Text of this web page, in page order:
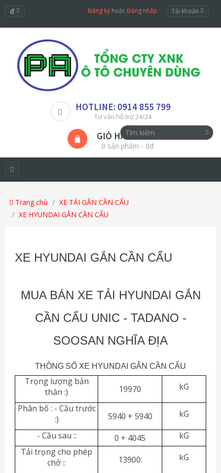
đ Đăng ký hoặcĐăng nhập Tài khoản
HOTLINE: 0914 855 799
Tư vấn hỗ trợ 24/24
GIỎ HÀNG
0 sản phẩm - 0đ
Trang chủ
XE TẢI GẮN CẦN CẨU
XE HYUNDAI GẮN CẦN CẨU
XE HYUNDAI GẮN CẦN CẨU
MUA BÁN XE TẢI HYUNDAI GẮN
CẦN CẨU UNIC - TADANO -
SOOSAN NGHĨA ĐỊA
THÔNG SỐ XE HYUNDAI GẮN CẦN CẨU
Trọng lượng bản
thân :)
19970
kG
Phân bố : - Cầu trước
:)
5940 + 5940
kG
- Cầu sau ::
0 + 4045
kG
Tải trọng cho phép
chở ::
13900:
kG